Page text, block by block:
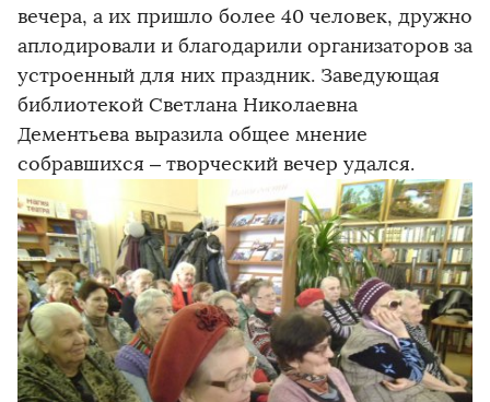
вечера, а их пришло более 40 человек, дружно
аплодировали и благодарили организаторов за
устроенный для них праздник. Заведующая
библиотекой Светлана Николаевна
Дементьева выразила общее мнение
собравшихся – творческий вечер удался.